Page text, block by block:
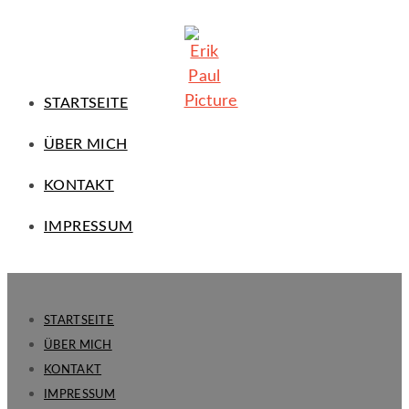
STARTSEITE
ÜBER MICH
KONTAKT
IMPRESSUM
STARTSEITE
ÜBER MICH
KONTAKT
IMPRESSUM